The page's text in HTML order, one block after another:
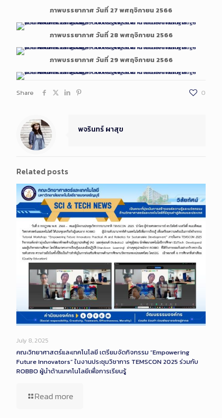
ภาพบรรยากาศ วันที่ 27 พศฤจิกายน 2566
ภาพบรรยากาศ วันที่ 28 พศฤจิกายน 2566
ภาพบรรยากาศ วันที่ 29 พศฤจิกายน 2566
Share 0
พจรินทร์ ผาสุข
Related posts
July 8, 2025
คณะวิทยาศาสตร์และเทคโนโลยี เตรียมจัดกิจกรรม “Empowering
Future Innovators” ในงานประชุมวิชาการ TEMSCON 2025 ร่วมกับ
ROBBO ผู้นำด้านเทคโนโลยีเพื่อการเรียนรู้
Read more